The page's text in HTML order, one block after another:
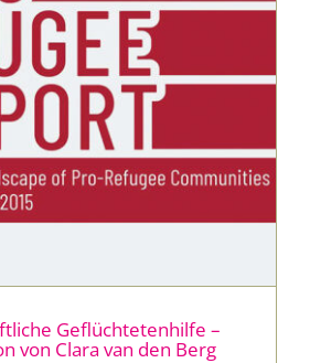
Geflüchtetenhilfe –
von Clara van den Berg